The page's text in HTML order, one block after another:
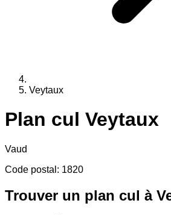
Veytaux
Plan cul Veytaux
Vaud
Code postal : 1820
Trouver un plan cul à